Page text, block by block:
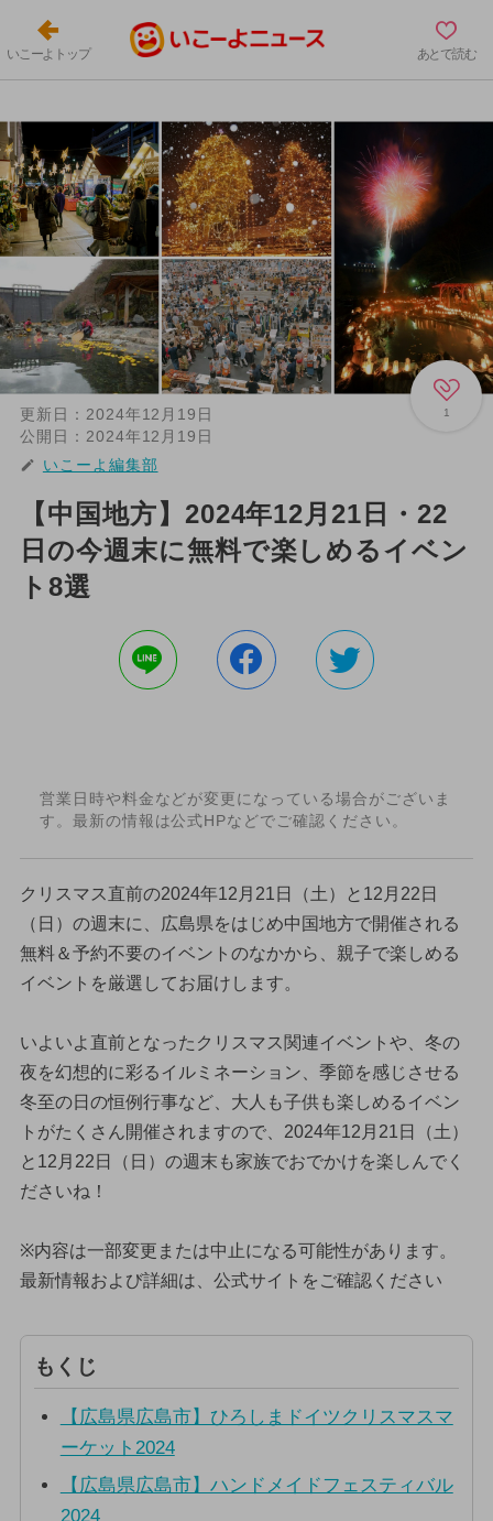
いこーよトップ あとで読む
1
更新日： 2024年12月19日
公開日： 2024年12月19日
いこーよ編集部
【中国地方】2024年12月21日・22
日の今週末に無料で楽しめるイベン
ト8選
営業日時や料金などが変更になっている場合がございま
す。最新の情報は公式HPなどでご確認ください。
クリスマス直前の2024年12月21日（土）と12月22日
（日）の週末に、広島県をはじめ中国地方で開催される
無料＆予約不要のイベントのなかから、親子で楽しめる
イベントを厳選してお届けします。
いよいよ直前となったクリスマス関連イベントや、冬の
夜を幻想的に彩るイルミネーション、季節を感じさせる
冬至の日の恒例行事など、大人も子供も楽しめるイベン
トがたくさん開催されますので、2024年12月21日（土）
と12月22日（日）の週末も家族でおでかけを楽しんでく
ださいね！
※内容は一部変更または中止になる可能性があります。
最新情報および詳細は、公式サイトをご確認ください
もくじ
【広島県広島市】ひろしまドイツクリスマスマ
ーケット2024
【広島県広島市】ハンドメイドフェスティバル
2024